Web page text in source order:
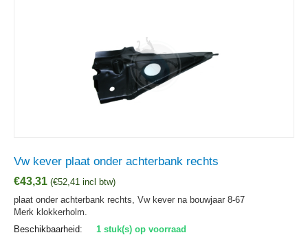
Vw kever plaat onder achterbank rechts
€43,31 (€52,41 incl btw)
plaat onder achterbank rechts, Vw kever na bouwjaar 8-67
Merk klokkerholm.
Beschikbaarheid:
1 stuk(s) op voorraad